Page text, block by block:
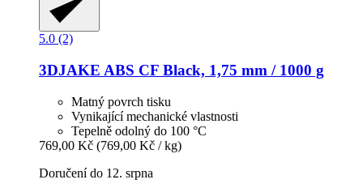
5.0 (2)
3DJAKE ABS CF Black, 1,75 mm / 1000 g
Matný povrch tisku
Vynikající mechanické vlastnosti
Tepelně odolný do 100 °C
769,00 Kč (769,00 Kč / kg)
Doručení do 12. srpna